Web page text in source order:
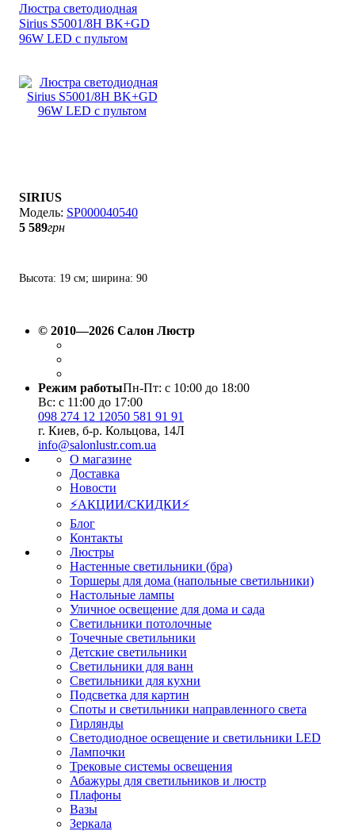
Люстра светодиодная
Sirius S5001/8Н BK+GD
96W LED с пультом
SIRIUS
SP000040540
5 589грн
Высота: 19 см; ширина: 90
© 2010—2026 Салон Люстр
Режим работыПн-Пт: с 10:00 до 18:00
Вс: с 11:00 до 17:00
098 274 12 12050 581 91 91
г. Киев, б-р. Кольцова, 14Л
info@salonlustr.com.ua
О магазине
Доставка
Новости
⚡АКЦИИ/СКИДКИ⚡
Блог
Контакты
Люстры
Настенные светильники (бра)
Торшеры для дома (напольные светильники)
Настольные лампы
Уличное освещение для дома и сада
Светильники потолочные
Точечные светильники
Детские светильники
Светильники для ванн
Светильники для кухни
Подсветка для картин
Споты и светильники направленного света
Гирлянды
Светодиодное освещение и светильники LED
Лампочки
Трековые системы освещения
Абажуры для светильников и люстр
Плафоны
Вазы
Зеркала